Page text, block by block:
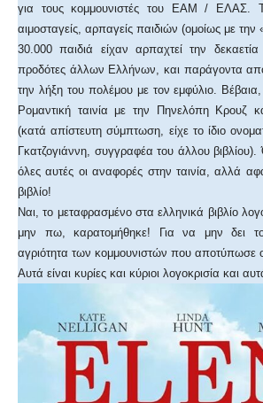
για τους κομμουνιστές του ΕΑΜ / ΕΛΑΣ.
αιμοσταγείς, αρπαγείς παιδιών (ομοίως με
30.000 παιδιά είχαν αρπαχτεί την
προδότες άλλων Ελλήνων, και παράγοντα
την λήξη του πολέμου με τον εμφύλιο. Βέβαια,
Ρομαντική ταινία με την Πηνελόπη Κρουζ
(κατά απίστευτη σύμπτωση, είχε το ίδιο
Γκατζογιάννη, συγγραφέα του άλλου
όλες αυτές οι αναφορές στην ταινία, αλλά
βιβλίο!
Ναι, το μεταφρασμένο στα ελληνικά βιβλίο
μην πω, καρατομήθηκε! Για να μην δει το
αγριότητα των κομμουνιστών που αποτύπωσε
Αυτά είναι κυρίες και κύριοι λογοκρισία και